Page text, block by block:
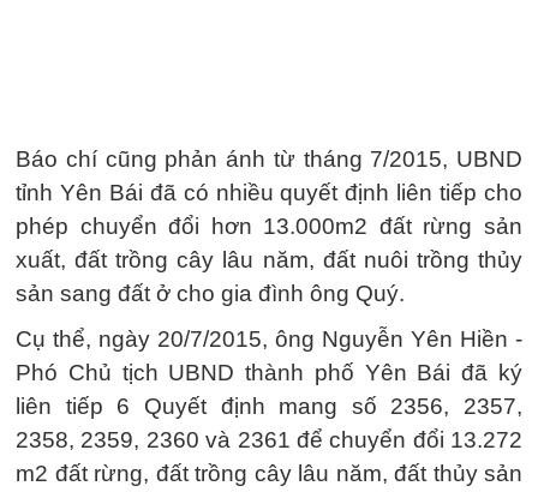
Báo chí cũng phản ánh từ tháng 7/2015, UBND
tỉnh Yên Bái đã có nhiều quyết định liên tiếp cho
phép chuyển đổi hơn 13.000m2 đất rừng sản
xuất, đất trồng cây lâu năm, đất nuôi trồng thủy
sản sang đất ở cho gia đình ông Quý.
Cụ thể, ngày 20/7/2015, ông Nguyễn Yên Hiền -
Phó Chủ tịch UBND thành phố Yên Bái đã ký
liên tiếp 6 Quyết định mang số 2356, 2357,
2358, 2359, 2360 và 2361 để chuyển đổi 13.272
m2 đất rừng, đất trồng cây lâu năm, đất thủy sản